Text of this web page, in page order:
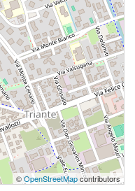
©OpenStreetMapcontributors